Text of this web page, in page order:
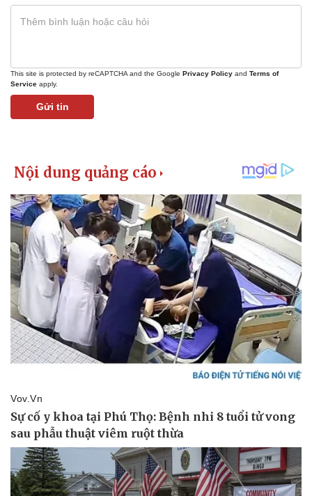
Pháp luật
Vụ án
Tin nóng
Quân sự - Quốc phòng
Vũ khí
Việt Nam
This site is protected by reCAPTCHA and the Google Privacy Policy and Terms of
Service apply.
Gửi tin